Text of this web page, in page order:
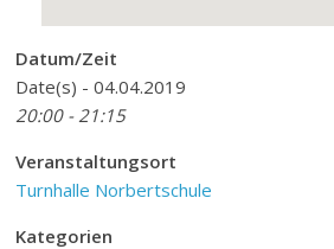
Datum/Zeit
Date(s) - 04.04.2019
20:00 - 21:15
Veranstaltungsort
Turnhalle Norbertschule
Kategorien